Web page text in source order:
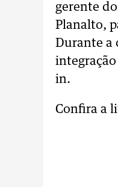
gerente
Planalto,
Durante a
integração
in.
Confira a